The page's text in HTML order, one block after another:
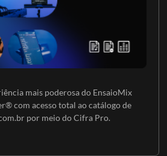
mais poderosa do EnsaioMix
com acesso total ao catálogo de
por meio do Cifra Pro.